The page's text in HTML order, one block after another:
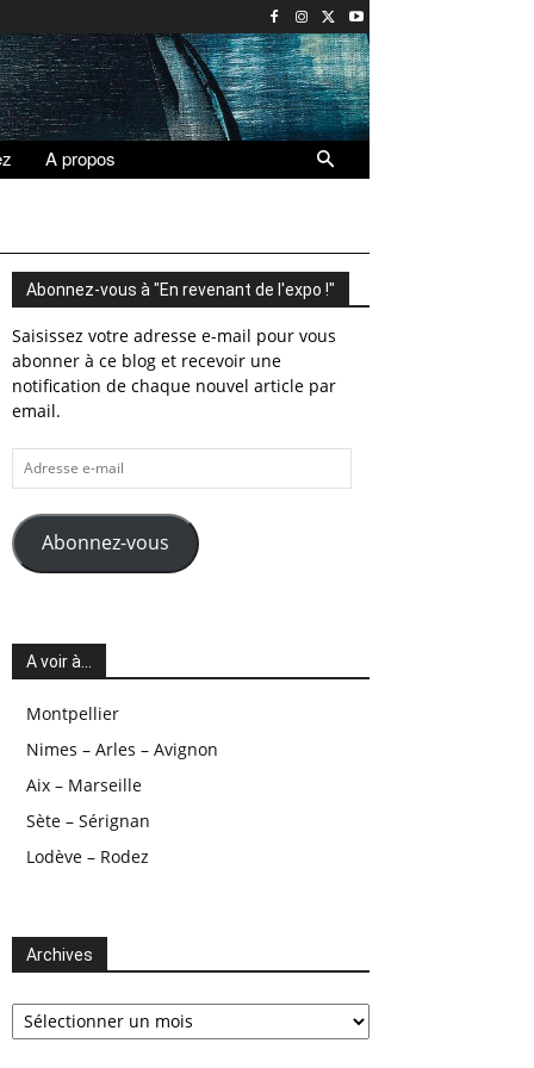
A propos
Abonnez-vous à "En revenant de l'expo !"
Saisissez votre adresse e-mail pour vous
abonner à ce blog et recevoir une
notification de chaque nouvel article par
email.
Adresse
e-
mail
Abonnez-vous
A voir à…
Montpellier
Nimes – Arles – Avignon
Aix – Marseille
Sète – Sérignan
Lodève – Rodez
Archives
Archives